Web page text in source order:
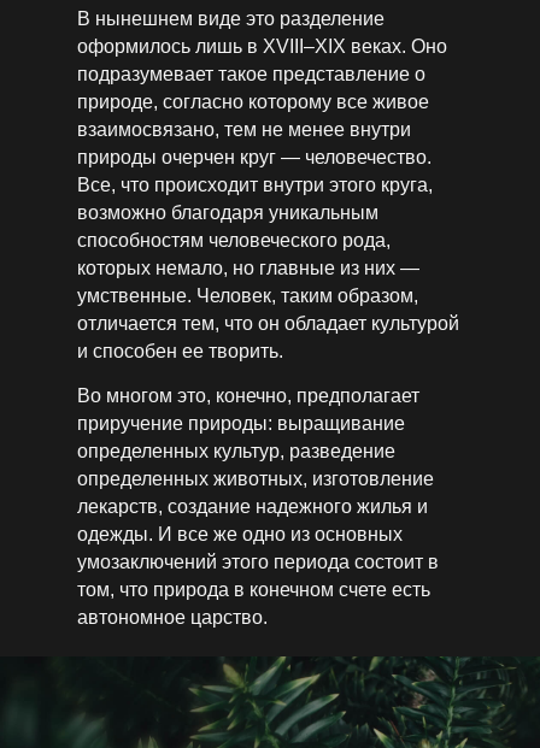
В нынешнем виде это разделение
оформилось лишь в XVIII–XIX веках. Оно
подразумевает такое представление о
природе, согласно которому все живое
взаимосвязано, тем не менее внутри
природы очерчен круг — человечество.
Все, что происходит внутри этого круга,
возможно благодаря уникальным
способностям человеческого рода,
которых немало, но главные из них —
умственные. Человек, таким образом,
отличается тем, что он обладает культурой
и способен ее творить.
Во многом это, конечно, предполагает
приручение природы: выращивание
определенных культур, разведение
определенных животных, изготовление
лекарств, создание надежного жилья и
одежды. И все же одно из основных
умозаключений этого периода состоит в
том, что природа в конечном счете есть
автономное царство.